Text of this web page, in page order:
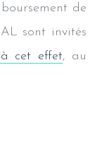
de
sont invités
cet effet, au